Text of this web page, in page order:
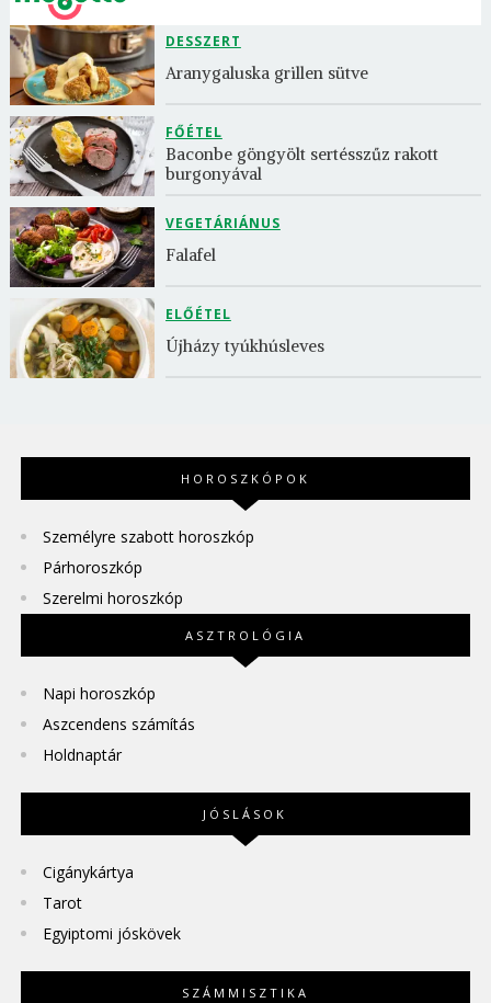
DESSZERT
Aranygaluska grillen sütve
FŐÉTEL
Baconbe göngyölt sertésszűz rakott
burgonyával
VEGETÁRIÁNUS
Falafel
ELŐÉTEL
Újházy tyúkhúsleves
HOROSZKÓPOK
Személyre szabott horoszkóp
Párhoroszkóp
Szerelmi horoszkóp
ASZTROLÓGIA
Napi horoszkóp
Aszcendens számítás
Holdnaptár
JÓSLÁSOK
Cigánykártya
Tarot
Egyiptomi jóskövek
SZÁMMISZTIKA